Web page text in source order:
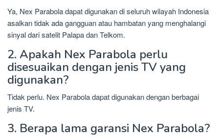
Ya, Nex Parabola dapat digunakan di seluruh wilayah Indonesia
asalkan tidak ada gangguan atau hambatan yang menghalangi
sinyal dari satelit Palapa dan Telkom.
2. Apakah Nex Parabola perlu
disesuaikan dengan jenis TV yang
digunakan?
Tidak perlu. Nex Parabola dapat digunakan dengan berbagai
jenis TV.
3. Berapa lama garansi Nex Parabola?